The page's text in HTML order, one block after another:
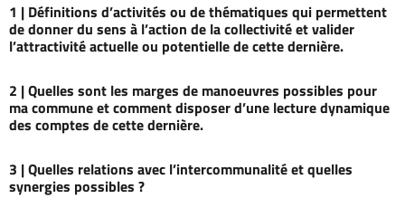
1 | Définitions d’activités ou de thématiques qui permettent
de donner du sens à l’action de la collectivité et valider
l’attractivité actuelle ou potentielle de cette dernière.
2 |Quelles sont les marges de manoeuvres possibles pour
ma commune et comment disposer d’une lecture dynamique
des comptes de cette dernière.
3 |Quelles relations avec l’intercommunalité et quelles
synergies possibles ?